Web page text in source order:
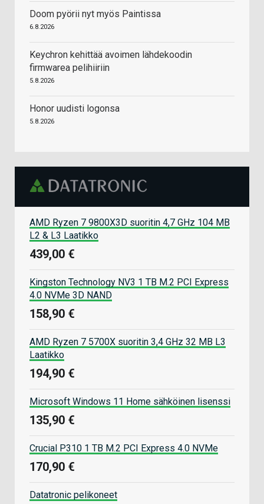
Doom pyörii nyt myös Paintissa
6.8.2026
Keychron kehittää avoimen lähdekoodin
firmwarea pelihiiriin
5.8.2026
Honor uudisti logonsa
5.8.2026
AMD Ryzen 7 9800X3D suoritin 4,7 GHz 104 MB
L2 & L3 Laatikko
439,00 €
Kingston Technology NV3 1 TB M.2 PCI Express
4.0 NVMe 3D NAND
158,90 €
AMD Ryzen 7 5700X suoritin 3,4 GHz 32 MB L3
Laatikko
194,90 €
Microsoft Windows 11 Home sähköinen lisenssi
135,90 €
Crucial P310 1 TB M.2 PCI Express 4.0 NVMe
170,90 €
Datatronic pelikoneet